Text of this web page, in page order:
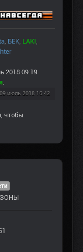
БЕК LAKI
2018 09:19
09 июль 2018 16:42
, чтобы